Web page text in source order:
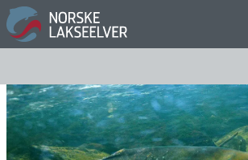
Hopp
til
hovedinnhold